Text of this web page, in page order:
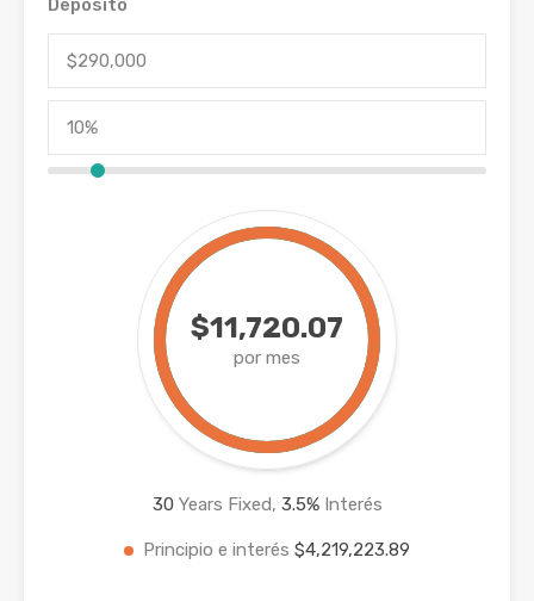
Depósito
$11,720.07
por mes
30 Years Fixed, 3.5%Interés
Principio e interés $4,219,223.89